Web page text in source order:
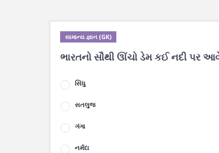
સામાન્ય જ્ઞાન (GK)
ભારતનો સૌથી ઊંચો ડેમ કઈ નદી પર
સિંધુ
સતલુજ
ગંગા
નર્મદા